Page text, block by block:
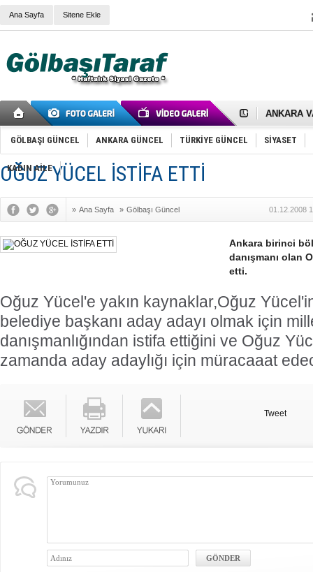
Ana Sayfa Sitene Ekle
Cemal
Samet
FAİZ
SPOR
Gölbaşı
GÖLBAŞI GÜNCEL ANKARA GÜNCEL TÜRKİYE GÜNCEL SİYASET
KADIN AİLE
OĞUZ YÜCEL İSTİFA ETTİ
» Ana Sayfa » Gölbaşı Güncel 01.12.2008
Ankara birinci
danışmanı olan
etti.
Oğuz Yücel'e yakın kaynaklar,Oğuz
belediye başkanı aday adayı olmak için
danışmanlığından istifa ettiğini ve Oğuz
zamanda aday adaylığı için müracaaat
Tweet